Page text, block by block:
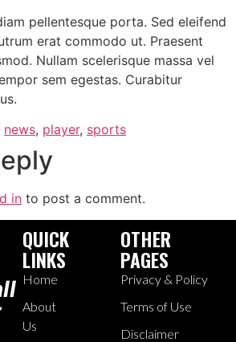
pellentesque porta. Sed eleifend
erat commodo ut. Praesent
Nullam scelerisque massa vel
sem egestas. Curabitur
news, player, sports
in to post a comment.
QUICK
LINKS
Home
About
Us
OTHER
PAGES
Privacy & Policy
Terms of Use
Disclaimer